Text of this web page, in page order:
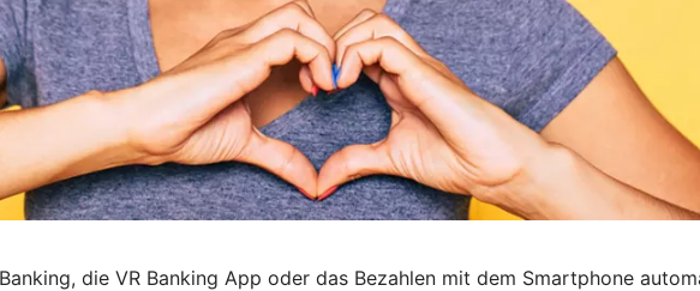
die VR Banking App oder das Bezahlen mit dem Smartphone